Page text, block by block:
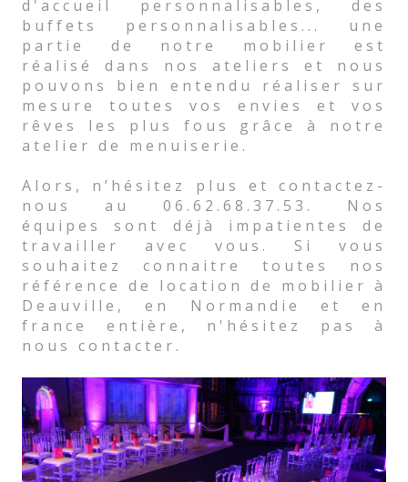
d'accueil personnalisables, des
buffets personnalisables... une
partie de notre mobilier est
réalisé dans nos ateliers et nous
pouvons bien entendu réaliser sur
mesure toutes vos envies et vos
rêves les plus fous grâce à notre
atelier de menuiserie.
Alors, n’hésitez plus et contactez-
nous au 06.62.68.37.53. Nos
équipes sont déjà impatientes de
travailler avec vous. Si vous
souhaitez connaitre toutes nos
référence de location de mobilier à
Deauville, en Normandie et en
france entière, n'hésitez pas à
nous contacter.